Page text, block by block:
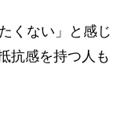
くない」と感じ
抗感を持つ人も